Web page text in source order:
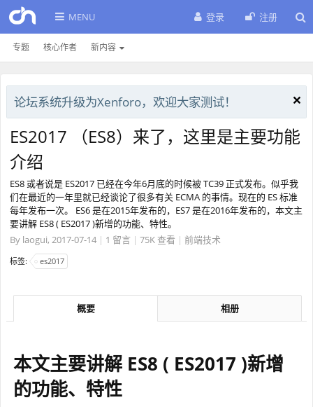
MENU
专题 核心作者 新内容
登录 注册
论坛系统升级为Xenforo，欢迎大家测试！
ES2017 （ES8）来了，这里是主要功能
介绍
ES8 或者说是 ES2017 已经在今年6月底的时候被 TC39 正式发布。似乎我
们在最近的一年里就已经谈论了很多有关 ECMA 的事情。现在的 ES 标准
每年发布一次。 ES6 是在2015年发布的，ES7 是在2016年发布的，本文主
要讲解 ES8 ( ES2017 )新增的功能、特性。
By laogui, 2017-07-14 | 1 留言 | 75K 查看 | 前端技术
标签: es2017
概要 相册
本文主要讲解 ES8 ( ES2017 )新增
的功能、特性